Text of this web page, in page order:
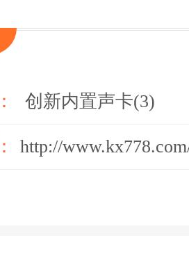
创新内置声卡(3)
http://